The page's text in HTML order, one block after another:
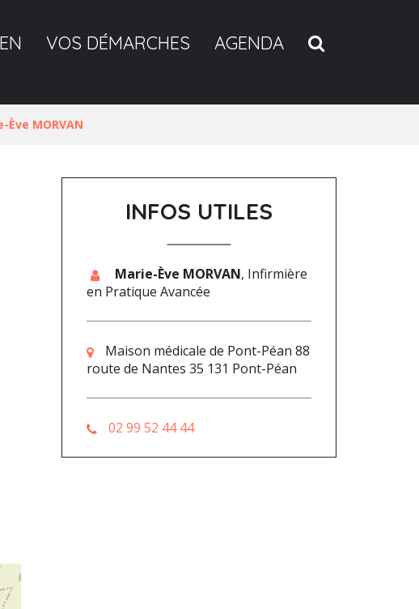
VOS DÉMARCHES AGENDA
MORVAN
INFOS UTILES
Marie-Ève MORVAN, Infirmière
en Pratique Avancée
Maison médicale de Pont-Péan 88
route de Nantes 35 131 Pont-Péan
02 99 52 44 44